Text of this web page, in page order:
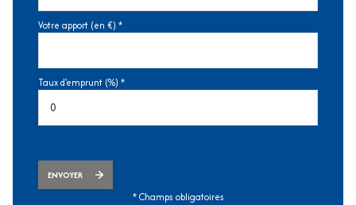
Votre apport (en €) *
Taux d'emprunt (%) *
ENVOYER
* Champs obligatoires